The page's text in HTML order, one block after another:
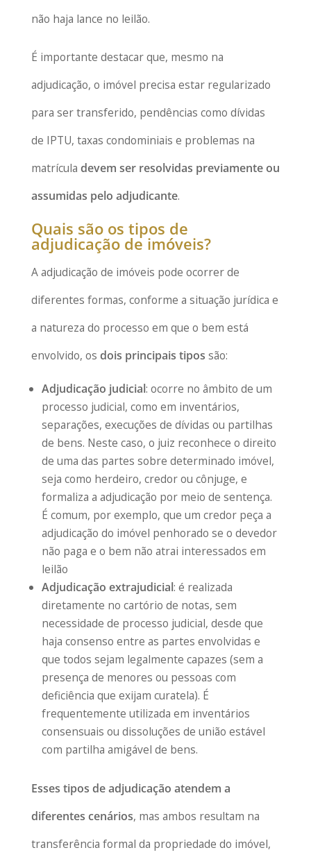
não haja lance no leilão.
É importante destacar que, mesmo na
adjudicação, o imóvel precisa estar regularizado
para ser transferido, pendências como dívidas
de IPTU, taxas condominiais e problemas na
matrícula devem ser resolvidas previamente ou
assumidas pelo adjudicante.
Quais são os tipos de
adjudicação de imóveis?
A adjudicação de imóveis pode ocorrer de
diferentes formas, conforme a situação jurídica e
a natureza do processo em que o bem está
envolvido, os dois principais tipos são:
Adjudicação judicial: ocorre no âmbito de um
processo judicial, como em inventários,
separações, execuções de dívidas ou partilhas
de bens. Neste caso, o juiz reconhece o direito
de uma das partes sobre determinado imóvel,
seja como herdeiro, credor ou cônjuge, e
formaliza a adjudicação por meio de sentença.
É comum, por exemplo, que um credor peça a
adjudicação do imóvel penhorado se o devedor
não paga e o bem não atrai interessados em
leilão
Adjudicação extrajudicial: é realizada
diretamente no cartório de notas, sem
necessidade de processo judicial, desde que
haja consenso entre as partes envolvidas e
que todos sejam legalmente capazes (sem a
presença de menores ou pessoas com
deficiência que exijam curatela). É
frequentemente utilizada em inventários
consensuais ou dissoluções de união estável
com partilha amigável de bens.
Esses tipos de adjudicação atendem a
diferentes cenários, mas ambos resultam na
transferência formal da propriedade do imóvel,